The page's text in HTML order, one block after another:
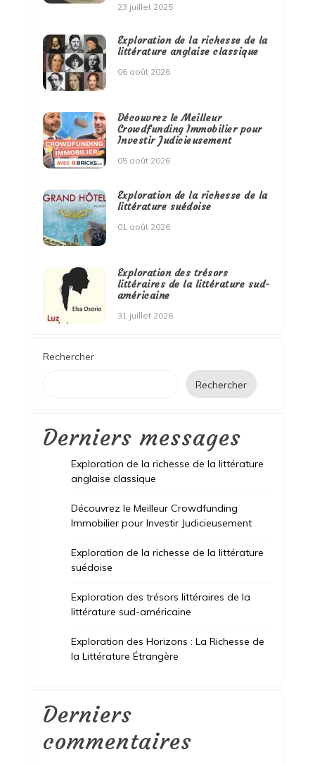
23 juillet 2025
Exploration de la richesse de la
littérature anglaise classique
06 août 2026
Découvrez le Meilleur
Crowdfunding Immobilier pour
Investir Judicieusement
05 août 2026
Exploration de la richesse de la
littérature suédoise
01 août 2026
Exploration des trésors
littéraires de la littérature sud-
américaine
31 juillet 2026
Rechercher
Rechercher
Derniers messages
Exploration de la richesse de la littérature
anglaise classique
Découvrez le Meilleur Crowdfunding
Immobilier pour Investir Judicieusement
Exploration de la richesse de la littérature
suédoise
Exploration des trésors littéraires de la
littérature sud-américaine
Exploration des Horizons : La Richesse de
la Littérature Étrangère
Derniers
commentaires